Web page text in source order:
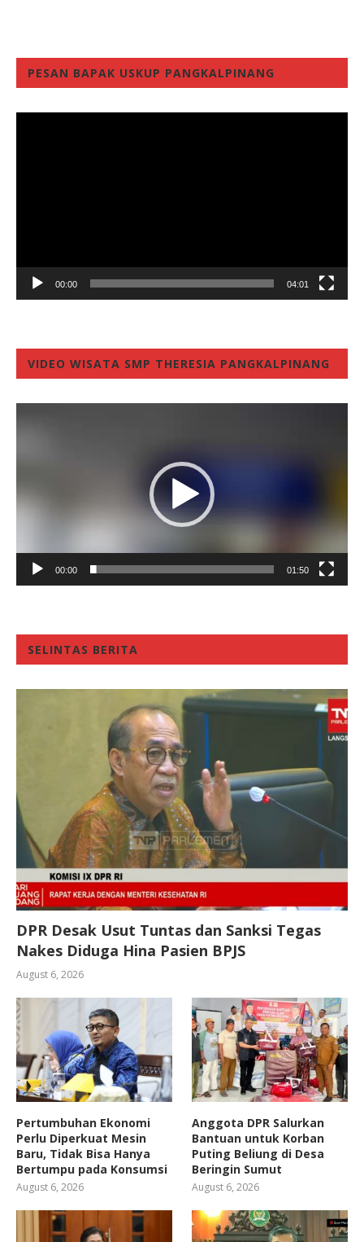
PESAN BAPAK USKUP PANGKALPINANG
00:00 04:01
VIDEO WISATA SMP THERESIA PANGKALPINANG
00:00 01:50
SELINTAS BERITA
DPR Desak Usut Tuntas dan Sanksi Tegas
Nakes Diduga Hina Pasien BPJS
August 6, 2026
Pertumbuhan Ekonomi
Perlu Diperkuat Mesin
Baru, Tidak Bisa Hanya
Bertumpu pada Konsumsi
August 6, 2026
Anggota DPR Salurkan
Bantuan untuk Korban
Puting Beliung di Desa
Beringin Sumut
August 6, 2026